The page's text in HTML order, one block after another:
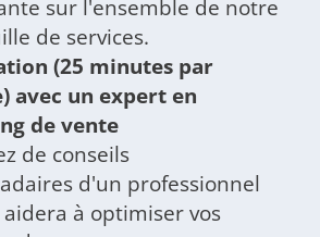
sur l'ensemble de notre
de services.
(25 minutes par
avec un expert en
de vente
de conseils
d'un professionnel
à optimiser vos